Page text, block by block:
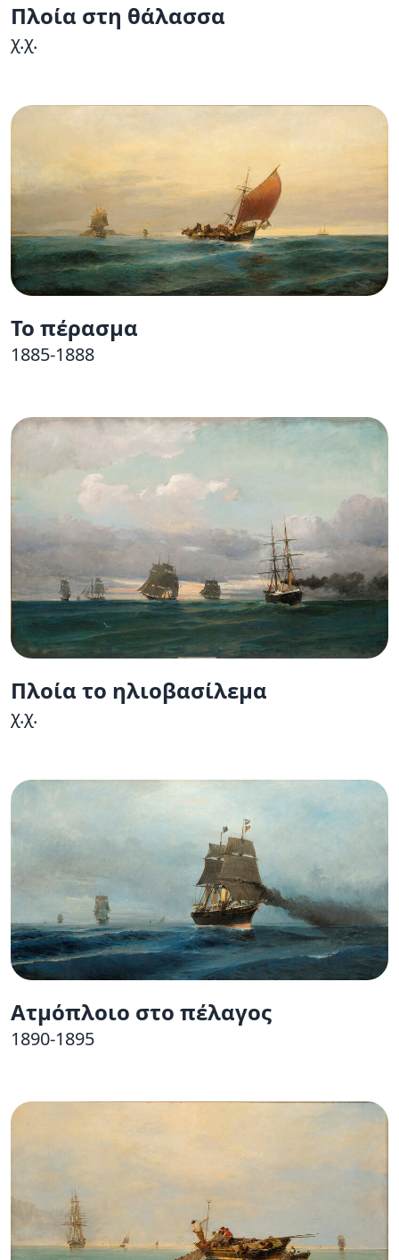
Πλοία στη θάλασσα
χ.χ.
Το πέρασμα
1885-1888
Πλοία το ηλιοβασίλεμα
χ.χ.
Ατμόπλοιο στο πέλαγος
1890-1895